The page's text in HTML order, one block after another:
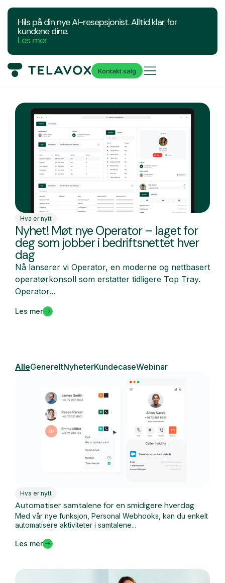
Hils på din nye AI-resepsjonist. Alltid klar for
kundene dine.
Les mer
Kontakt salg
Hva er nytt
Nyhet! Møt nye Operator – laget for
deg som jobber i bedriftsnettet hver
dag
Nå lanserer vi Operator, en moderne og nettbasert
operatørkonsoll som erstatter tidligere Top Tray.
Operator...
Les mer
AlleGenereltNyheterKundecaseWebinar
Hva er nytt
Automatiser samtalene for en smidigere hverdag
Med vår nye funksjon, Personal Webhooks, kan du enkelt
automatisere aktiviteter i samtalene...
Les mer